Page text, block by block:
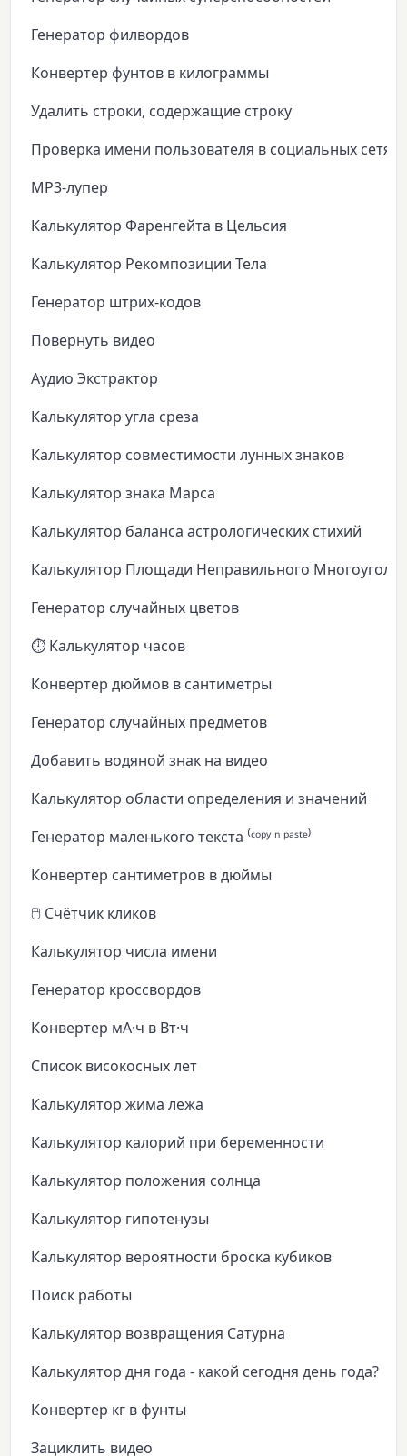
Генератор филвордов
Конвертер фунтов в килограммы
Удалить строки, содержащие строку
Проверка имени пользователя в социальных сетях
MP3-лупер
Калькулятор Фаренгейта в Цельсия
Калькулятор Рекомпозиции Тела
Генератор штрих-кодов
Повернуть видео
Аудио Экстрактор
Калькулятор угла среза
Калькулятор совместимости лунных знаков
Калькулятор знака Марса
Калькулятор баланса астрологических стихий
Калькулятор Площади Неправильного
Генератор случайных цветов
⏱️ Калькулятор часов
Конвертер дюймов в сантиметры
Генератор случайных предметов
Добавить водяной знак на видео
Калькулятор области определения и значений
Генератор маленького текста ⁽ᶜᵒᵖʸ ⁿ ᵖᵃˢᵗᵉ⁾
Конвертер сантиметров в дюймы
🖱️ Счётчик кликов
Калькулятор числа имени
Генератор кроссвордов
Конвертер мА·ч в Вт·ч
Список високосных лет
Калькулятор жима лежа
Калькулятор калорий при беременности
Калькулятор положения солнца
Калькулятор гипотенузы
Калькулятор вероятности броска кубиков
Поиск работы
Калькулятор возвращения Сатурна
Калькулятор дня года - какой сегодня день года?
Конвертер кг в фунты
Зациклить видео